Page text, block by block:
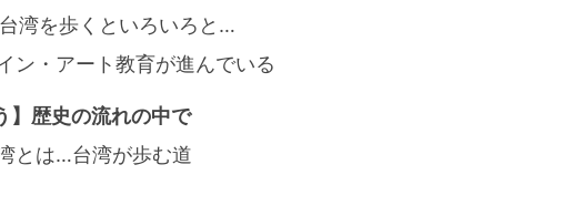
湾を歩くといろいろと…
ン・アート教育が進んでいる
】歴史の流れの中で
とは…台湾が歩む道